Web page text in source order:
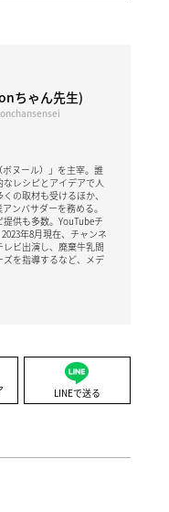
ちゃん先生)
ヌール）」を主宰。誰
レシピとアイデアで人
の取材も受けるほか、
ンバサダーを務める。
供も多数。YouTubeチ
年8月現在、チャンネ
レビ出演し、廃棄牛乳問
を指導するなど、メデ
LINEで送る